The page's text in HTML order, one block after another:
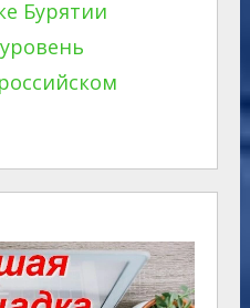
Бурятии